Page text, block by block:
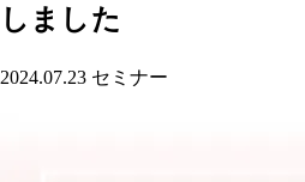
しました
2024.07.23 セミナー